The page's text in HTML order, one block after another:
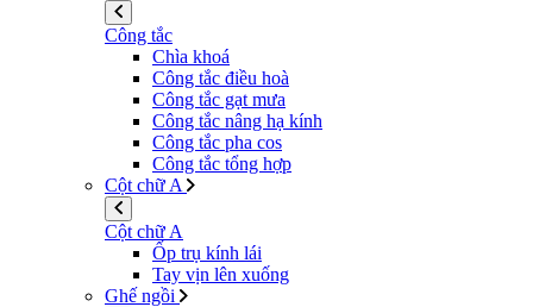
Công tắc
Chìa khoá
Công tắc điều hoà
Công tắc gạt mưa
Công tắc nâng hạ kính
Công tắc pha cos
Công tắc tổng hợp
Cột chữ A
Cột chữ A
Ốp trụ kính lái
Tay vịn lên xuống
Ghế ngồi